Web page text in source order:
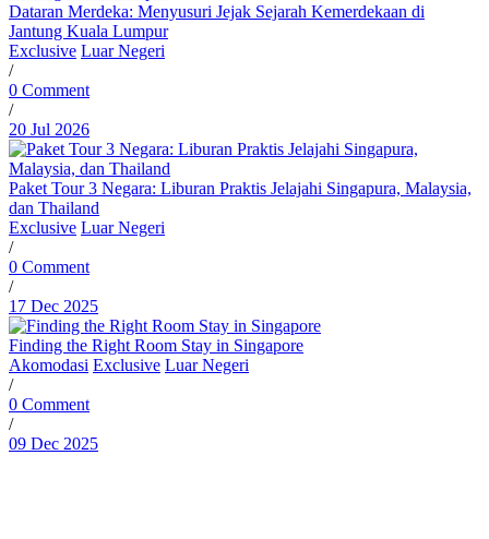
Dataran Merdeka: Menyusuri Jejak Sejarah Kemerdekaan di
Jantung Kuala Lumpur
Exclusive Luar Negeri
/
0 Comment
/
20 Jul 2026
Paket Tour 3 Negara: Liburan Praktis Jelajahi Singapura, Malaysia,
dan Thailand
Exclusive Luar Negeri
/
0 Comment
/
17 Dec 2025
Finding the Right Room Stay in Singapore
Akomodasi Exclusive Luar Negeri
/
0 Comment
/
09 Dec 2025